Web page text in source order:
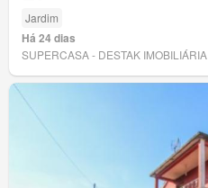
Jardim
Há 24 dias
SUPERCASA - DESTAK IMOBILIÁRIA